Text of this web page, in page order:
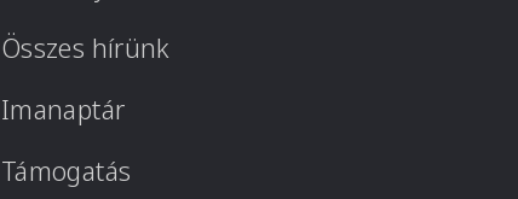
Összes hírünk
Imanaptár
Támogatás